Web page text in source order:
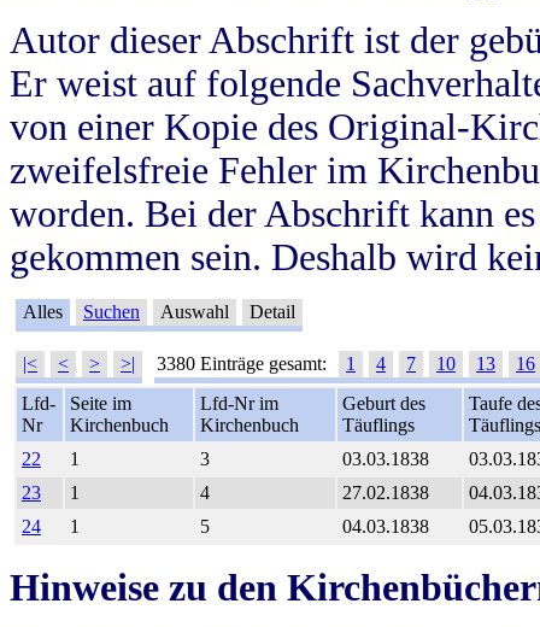
Autor dieser Abschrift ist der
Er weist auf folgende
von einer Kopie des Original-
zweifelsfreie Fehler im
worden. Bei der Abschrift kann
gekommen sein. Deshalb wird
Alles Suchen Auswahl Detail
|< < > >| 3380 Einträge gesamt: 1 4 7 10 13
16
Lfd-
Nr
Seite im
Kirchenbuch
Lfd-Nr im
Kirchenbuch
Geburt des
Täuflings
Taufe
Täuflings
22
1 3 03.03.1838
23
1 4 27.02.1838
24
1 5 04.03.1838
Hinweise zu den